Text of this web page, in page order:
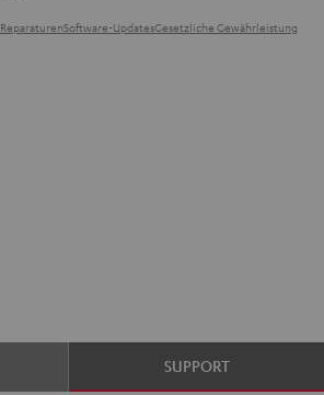
ReparaturenSoftware-UpdatesGesetzliche Gewährleistung
SUPPORT